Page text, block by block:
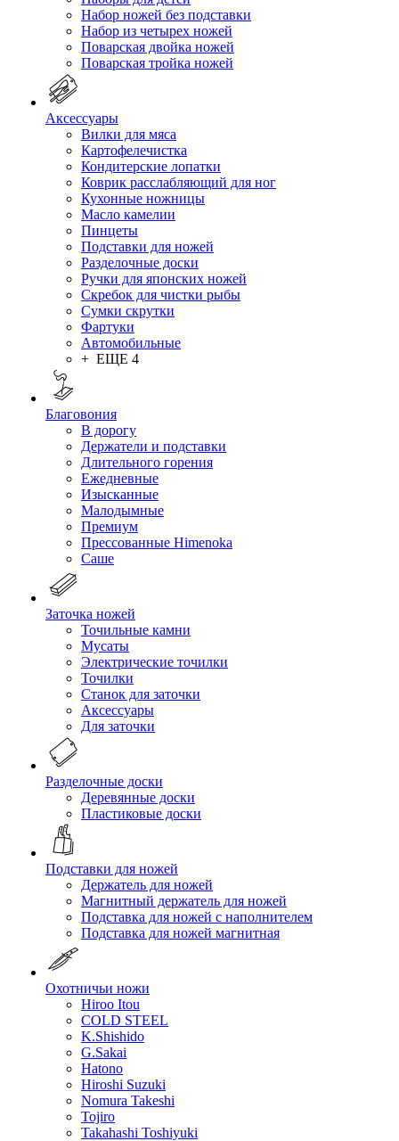
Набор ножей без подставки
Набор из четырех ножей
Поварская двойка ножей
Поварская тройка ножей
Аксессуары
Вилки для мяса
Картофелечистка
Кондитерские лопатки
Коврик расслабляющий для ног
Кухонные ножницы
Масло камелии
Пинцеты
Подставки для ножей
Разделочные доски
Ручки для японских ножей
Скребок для чистки рыбы
Сумки скрутки
Фартуки
Автомобильные
+ ЕЩЕ 4
Благовония
В дорогу
Держатели и подставки
Длительного горения
Ежедневные
Изысканные
Малодымные
Премиум
Прессованные Himenoka
Саше
Заточка ножей
Точильные камни
Мусаты
Электрические точилки
Точилки
Станок для заточки
Аксессуары
Для заточки
Разделочные доски
Деревянные доски
Пластиковые доски
Подставки для ножей
Держатель для ножей
Магнитный держатель для ножей
Подставка для ножей с наполнителем
Подставка для ножей магнитная
Охотничьи ножи
Hiroo Itou
COLD STEEL
K.Shishido
G.Sakai
Hatono
Hiroshi Suzuki
Nomura Takeshi
Tojiro
Takahashi Toshiyuki